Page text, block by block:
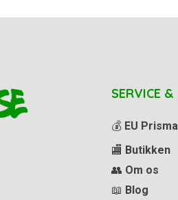
SERVICE
💰 EU
🏬 Butikken
👥 Om os
📖 Blog